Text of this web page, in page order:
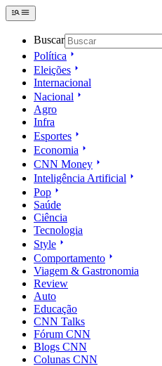
Buscar
Política
Eleições
Internacional
Nacional
Agro
Infra
Esportes
Economia
CNN Money
Inteligência Artificial
Pop
Saúde
Ciência
Tecnologia
Style
Comportamento
Viagem & Gastronomia
Review
Auto
Educação
CNN Talks
Fórum CNN
Blogs CNN
Colunas CNN